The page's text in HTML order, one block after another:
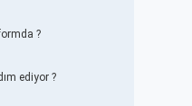
?
ediyor ?